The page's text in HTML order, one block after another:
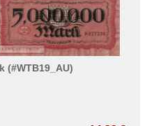
(#WTB19_AU)